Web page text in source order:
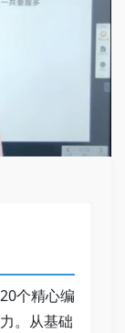
个精心编
。从基础